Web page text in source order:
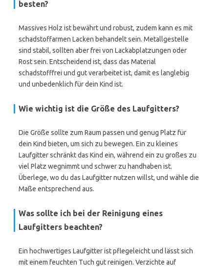
besten?
Massives Holz ist bewährt und robust, zudem kann es mit
schadstoffarmen Lacken behandelt sein. Metallgestelle
sind stabil, sollten aber frei von Lackabplatzungen oder
Rost sein. Entscheidend ist, dass das Material
schadstofffrei und gut verarbeitet ist, damit es langlebig
und unbedenklich für dein Kind ist.
Wie wichtig ist die Größe des Laufgitters?
Die Größe sollte zum Raum passen und genug Platz für
dein Kind bieten, um sich zu bewegen. Ein zu kleines
Laufgitter schränkt das Kind ein, während ein zu großes zu
viel Platz wegnimmt und schwer zu handhaben ist.
Überlege, wo du das Laufgitter nutzen willst, und wähle die
Maße entsprechend aus.
Was sollte ich bei der Reinigung eines
Laufgitters beachten?
Ein hochwertiges Laufgitter ist pflegeleicht und lässt sich
mit einem feuchten Tuch gut reinigen. Verzichte auf